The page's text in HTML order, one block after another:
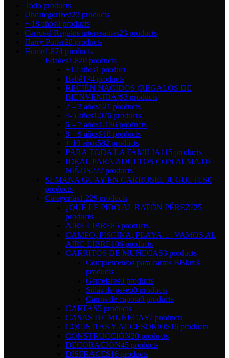
Todo products
Uncategorized23 products
+ 18 años0 products
Carrusel Regalos interesantes23 products
Harry Potter28 products
Home1.874 products
Edades1.820 products
+12 años1 product
Bebé174 products
RECIÉN NACIDOS (REGALOS DE
BIENVENIDA)93 products
2 – 3 años521 products
4-5 años1.076 products
6 – 7 años1.136 products
8 – 9 años918 products
+ 10 años582 products
PARA TODA LA FAMILIA115 products
IDEAL PARA ADULTOS CON ALMA DE
NIÑOS222 products
SEMANA GUAY EN CARRUSEL JUGUETES0
products
Categorías1.229 products
¿QUÉ LE PIDO AL RATÓN PÉREZ?25
products
AIRE LIBRE85 products
CAMPO, PISCINA, PLAYA…. VAMOS AL
AIRE LIBRE106 products
CARRITOS DE MUÑECAS3 products
Complementos para carros BBlux3
products
Gemelares0 products
Sillas de paseo0 products
Carros de capota0 products
CARTAS5 products
CASAS DE MUÑECAS7 products
COCINITAS Y ACCESORIOS16 products
CONSTRUCCIÓN20 products
DECORACIÓN45 products
DISFRACES16 products